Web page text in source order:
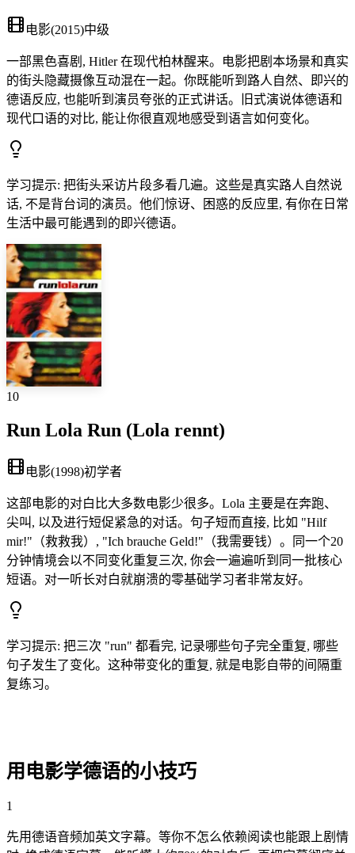
电影(2015)中级
一部黑色喜剧, Hitler 在现代柏林醒来。电影把剧本场景和真实
的街头隐藏摄像互动混在一起。你既能听到路人自然、即兴的
德语反应, 也能听到演员夸张的正式讲话。旧式演说体德语和
现代口语的对比, 能让你很直观地感受到语言如何变化。
学习提示: 把街头采访片段多看几遍。这些是真实路人自然说
话, 不是背台词的演员。他们惊讶、困惑的反应里, 有你在日常
生活中最可能遇到的即兴德语。
10
Run Lola Run (Lola rennt)
电影(1998)初学者
这部电影的对白比大多数电影少很多。Lola 主要是在奔跑、
尖叫, 以及进行短促紧急的对话。句子短而直接, 比如 "Hilf
mir!"（救救我）, "Ich brauche Geld!"（我需要钱）。同一个20
分钟情境会以不同变化重复三次, 你会一遍遍听到同一批核心
短语。对一听长对白就崩溃的零基础学习者非常友好。
学习提示: 把三次 "run" 都看完, 记录哪些句子完全重复, 哪些
句子发生了变化。这种带变化的重复, 就是电影自带的间隔重
复练习。
用电影学德语的小技巧
1
先用德语音频加英文字幕。等你不怎么依赖阅读也能跟上剧情